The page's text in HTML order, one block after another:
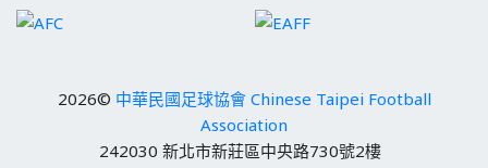
2026© 中華民國足球協會 Chinese Taipei Football
Association
242030 新北市新莊區中央路730號2樓